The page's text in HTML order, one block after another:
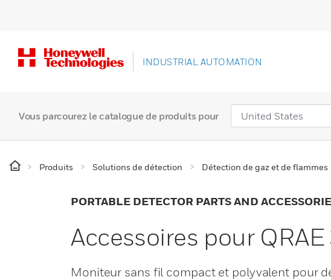
INDUSTRIAL AUTOMATION
Vous parcourez le catalogue de produits pour
Produits Solutions de détection Détection de gaz et de flammes
PORTABLE DETECTOR PARTS AND
Accessoires pour QRAE
Moniteur sans fil compact et polyvalent pour